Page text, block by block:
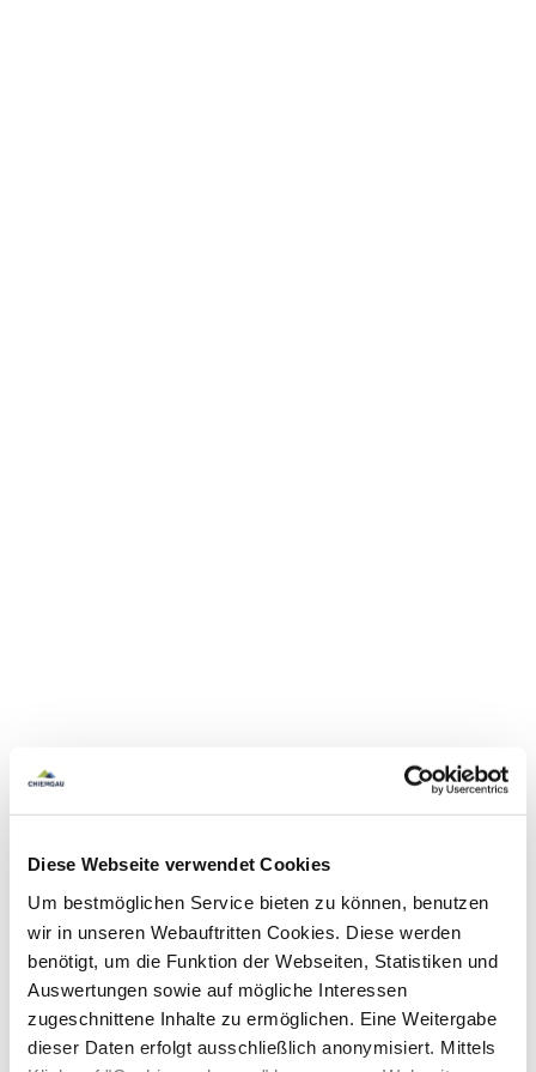
Diese Webseite verwendet Cookies
Um bestmöglichen Service bieten zu können, benutzen
wir in unseren Webauftritten Cookies. Diese werden
benötigt, um die Funktion der Webseiten, Statistiken und
Auswertungen sowie auf mögliche Interessen
zugeschnittene Inhalte zu ermöglichen. Eine Weitergabe
dieser Daten erfolgt ausschließlich anonymisiert. Mittels